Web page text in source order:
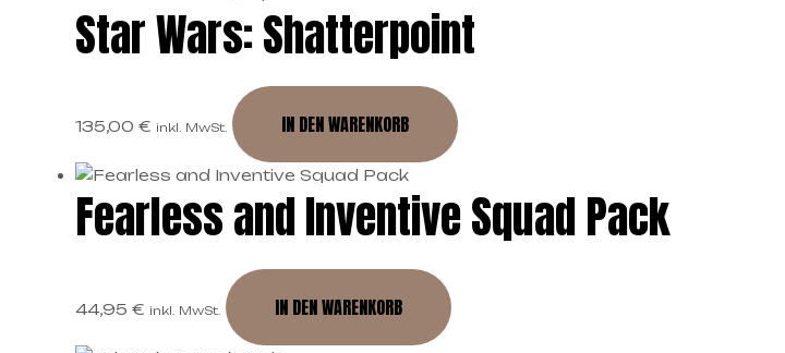
Star Wars: Shatterpoint
135,00 € inkl. MwSt. IN DEN WARENKORB
Fearless and Inventive Squad Pack
44,95 € inkl. MwSt. IN DEN WARENKORB